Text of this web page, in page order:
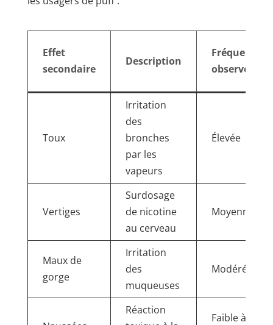
Effet
secondaire
Description
Fréquence
observée
Toux
Irritation
des
bronches
par les
vapeurs
Élevée
Vertiges
Surdosage
de nicotine
au cerveau
Moyenne
Maux de
gorge
Irritation
des
muqueuses
Modérée
Réaction
Faible à